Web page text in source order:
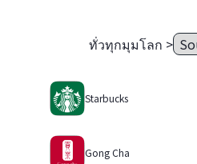
ทั่วทุกมุมโลก >
Starbucks
Gong Cha